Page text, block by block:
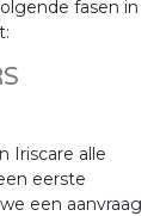
fasen in
Iriscare alle
eerste
een aanvraag